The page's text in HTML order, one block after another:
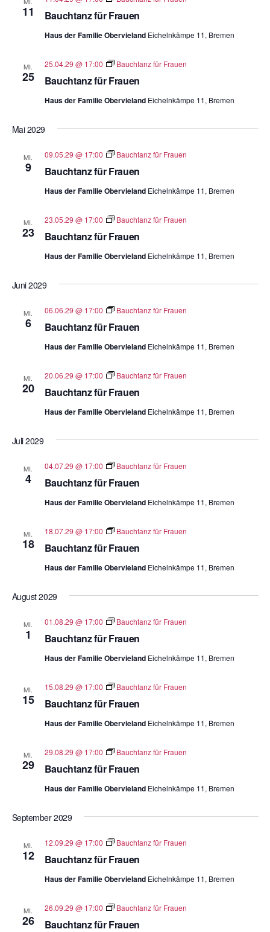
11 Bauchtanz für Frauen
Haus der Familie Obervieland Eichelnkämpe 11, Bremen
MI.
25 Bauchtanz für Frauen
25.04.29 @ 17:00 Bauchtanz für Frauen
Haus der Familie Obervieland Eichelnkämpe 11, Bremen
Mai 2029
MI.
9 Bauchtanz für Frauen
09.05.29 @ 17:00 Bauchtanz für Frauen
Haus der Familie Obervieland Eichelnkämpe 11, Bremen
MI.
23 Bauchtanz für Frauen
23.05.29 @ 17:00 Bauchtanz für Frauen
Haus der Familie Obervieland Eichelnkämpe 11, Bremen
Juni 2029
MI.
6 Bauchtanz für Frauen
06.06.29 @ 17:00 Bauchtanz für Frauen
Haus der Familie Obervieland Eichelnkämpe 11, Bremen
MI.
20 Bauchtanz für Frauen
20.06.29 @ 17:00 Bauchtanz für Frauen
Haus der Familie Obervieland Eichelnkämpe 11, Bremen
Juli 2029
MI.
4 Bauchtanz für Frauen
04.07.29 @ 17:00 Bauchtanz für Frauen
Haus der Familie Obervieland Eichelnkämpe 11, Bremen
MI.
18 Bauchtanz für Frauen
18.07.29 @ 17:00 Bauchtanz für Frauen
Haus der Familie Obervieland Eichelnkämpe 11, Bremen
August 2029
MI.
1 Bauchtanz für Frauen
01.08.29 @ 17:00 Bauchtanz für Frauen
Haus der Familie Obervieland Eichelnkämpe 11, Bremen
MI.
15 Bauchtanz für Frauen
15.08.29 @ 17:00 Bauchtanz für Frauen
Haus der Familie Obervieland Eichelnkämpe 11, Bremen
MI.
29 Bauchtanz für Frauen
29.08.29 @ 17:00 Bauchtanz für Frauen
Haus der Familie Obervieland Eichelnkämpe 11, Bremen
September 2029
MI.
12 Bauchtanz für Frauen
12.09.29 @ 17:00 Bauchtanz für Frauen
Haus der Familie Obervieland Eichelnkämpe 11, Bremen
MI.
26 Bauchtanz für Frauen
26.09.29 @ 17:00 Bauchtanz für Frauen